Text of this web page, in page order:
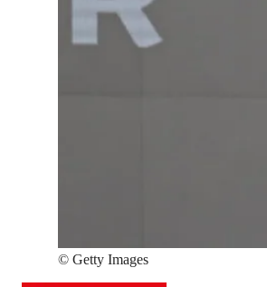
© Getty Images